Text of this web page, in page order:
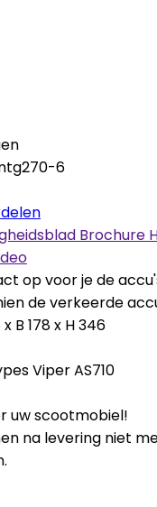
6
Brochure
op voor je de
de verkeerde
B 178 x H 346
Viper AS710
uw scootmobiel!
na levering niet